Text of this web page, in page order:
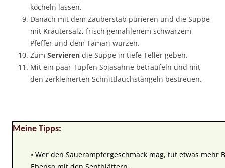
köcheln lassen.
Danach mit dem Zauberstab pürieren und die Suppe
mit Kräutersalz, frisch gemahlenem schwarzem
Pfeffer und dem Tamari würzen.
Zum Servieren die Suppe in tiefe Teller geben.
Mit ein paar Tupfen Sojasahne beträufeln und mit
den zerkleinerten Schnittlauchstängeln bestreuen.
Meine Tipps:
• Wer den Sauerampfergeschmack mag, tut etwas mehr